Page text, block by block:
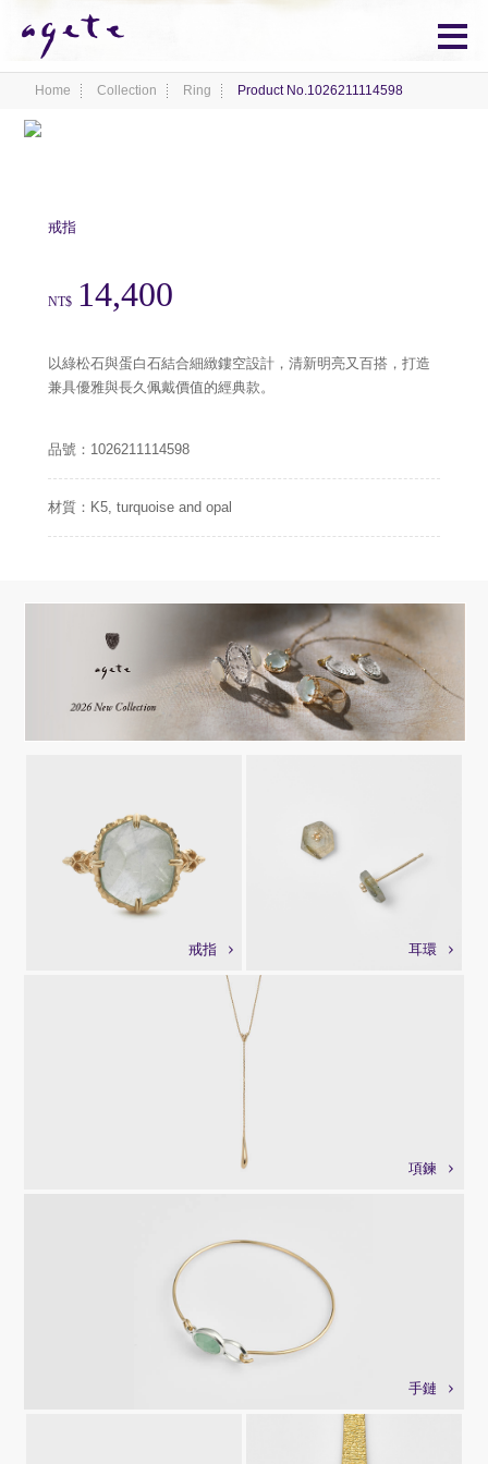
Home Collection Ring Product No.1026211114598
戒指
NT$ 14,400
以綠松石與蛋白石結合細緻鏤空設計，清新明亮又百搭，打造
兼具優雅與長久佩戴價值的經典款。
品號：1026211114598
材質：K5, turquoise and opal
戒指 耳環
項鍊
手鏈